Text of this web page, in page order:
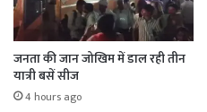
जनता की जान जोखिम में डाल रही तीन
यात्री बसें सीज
4 hours ago